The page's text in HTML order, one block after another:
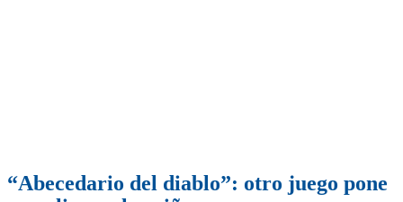
“Abecedario del diablo”: otro juego pone